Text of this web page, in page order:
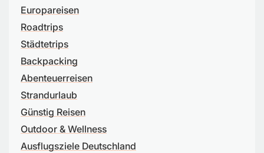
Europareisen
Roadtrips
Städtetrips
Backpacking
Abenteuerreisen
Strandurlaub
Günstig Reisen
Outdoor & Wellness
Ausflugsziele Deutschland